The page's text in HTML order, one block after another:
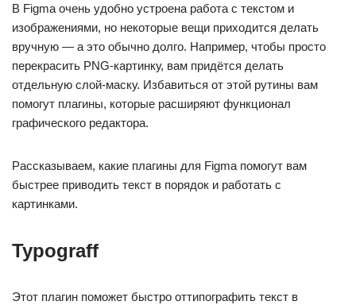
В Figma очень удобно устроена работа с текстом и
изображениями, но некоторые вещи приходится делать
вручную — а это обычно долго. Например, чтобы просто
перекрасить PNG-картинку, вам придётся делать
отдельную слой-маску. Избавиться от этой рутины вам
помогут плагины, которые расширяют функционал
графического редактора.
Рассказываем, какие плагины для Figma помогут вам
быстрее приводить текст в порядок и работать с
картинками.
Typograff
Этот плагин поможет быстро оттипографить текст в